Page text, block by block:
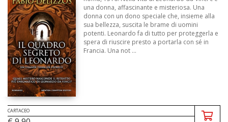
una donna, affascinante e misteriosa. Una
donna con un dono speciale che, insieme alla
sua bellezza, suscita le brame di uomini
potenti. Leonardo fa di tutto per proteggerla e
spera di riuscire presto a portarla con sé in
Francia. Una not ...
CARTACEO